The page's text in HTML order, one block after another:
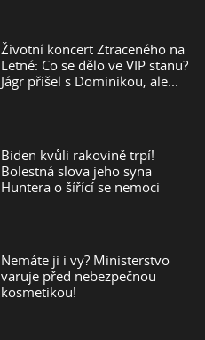
Životní koncert Ztraceného na
Letné: Co se dělo ve VIP stanu?
Jágr přišel s Dominikou, ale...
Biden kvůli rakovině trpí!
Bolestná slova jeho syna
Huntera o šířící se nemoci
Nemáte ji i vy? Ministerstvo
varuje před nebezpečnou
kosmetikou!